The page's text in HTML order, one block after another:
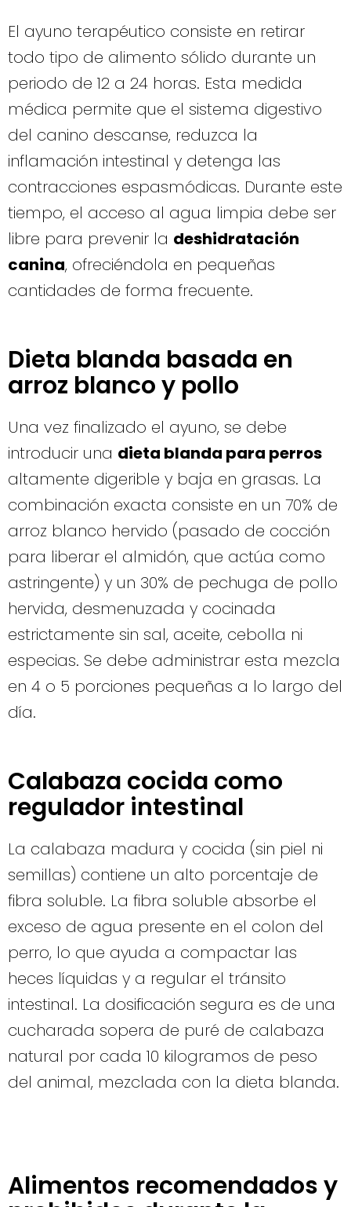
El ayuno terapéutico consiste en retirar
todo tipo de alimento sólido durante un
periodo de 12 a 24 horas. Esta medida
médica permite que el sistema digestivo
del canino descanse, reduzca la
inflamación intestinal y detenga las
contracciones espasmódicas. Durante este
tiempo, el acceso al agua limpia debe ser
libre para prevenir la deshidratación
canina, ofreciéndola en pequeñas
cantidades de forma frecuente.
Dieta blanda basada en
arroz blanco y pollo
Una vez finalizado el ayuno, se debe
introducir una dieta blanda para perros
altamente digerible y baja en grasas. La
combinación exacta consiste en un 70% de
arroz blanco hervido (pasado de cocción
para liberar el almidón, que actúa como
astringente) y un 30% de pechuga de pollo
hervida, desmenuzada y cocinada
estrictamente sin sal, aceite, cebolla ni
especias. Se debe administrar esta mezcla
en 4 o 5 porciones pequeñas a lo largo del
día.
Calabaza cocida como
regulador intestinal
La calabaza madura y cocida (sin piel ni
semillas) contiene un alto porcentaje de
fibra soluble. La fibra soluble absorbe el
exceso de agua presente en el colon del
perro, lo que ayuda a compactar las
heces líquidas y a regular el tránsito
intestinal. La dosificación segura es de una
cucharada sopera de puré de calabaza
natural por cada 10 kilogramos de peso
del animal, mezclada con la dieta blanda.
Alimentos recomendados y